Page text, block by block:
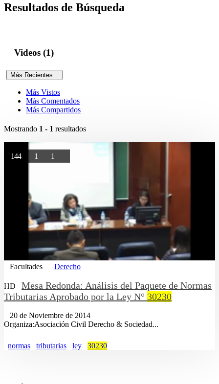
Resultados de Búsqueda
Videos (1)
Más Recientes
Más Vistos
Más Comentados
Más Compartidos
Mostrando 1 - 1 resultados
144 1 1
Facultades Derecho
HD
Mesa Redonda: Análisis del Paquete de Normas
Tributarias Aprobado por la Ley N° 30230
20 de Noviembre de 2014
Organiza:Asociación Civil Derecho & Sociedad...
normas tributarias ley 30230